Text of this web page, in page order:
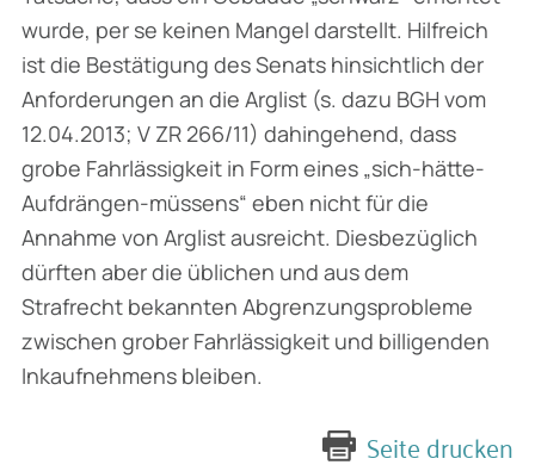
wurde, per se keinen Mangel darstellt. Hilfreich
ist die Bestätigung des Senats hinsichtlich der
Anforderungen an die Arglist (s. dazu BGH vom
12.04.2013; V ZR 266/11) dahingehend, dass
grobe Fahrlässigkeit in Form eines „sich-hätte-
Aufdrängen-müssens“ eben nicht für die
Annahme von Arglist ausreicht. Diesbezüglich
dürften aber die üblichen und aus dem
Strafrecht bekannten Abgrenzungsprobleme
zwischen grober Fahrlässigkeit und billigenden
Inkaufnehmens bleiben.
Seite drucken